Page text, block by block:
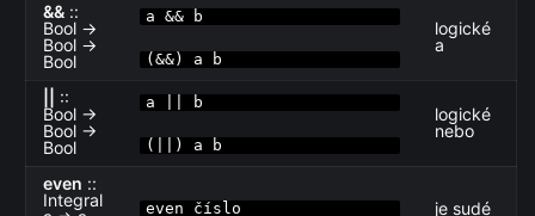
&& ::
Bool →
Bool →
Bool
a && b
(&&) a b
logické
a
::
Bool →
Bool →
Bool
a || b
(||) a b
logické
nebo
even ::
Integral
even číslo je sudé